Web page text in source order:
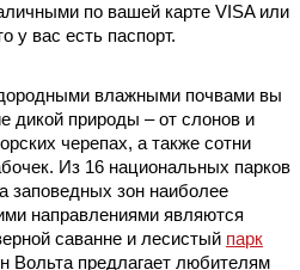
по вашей карте VISA или
у вас есть паспорт.
влажными почвами вы
дикой природы – от слонов и
черепах, а также сотни
Из 16 национальных парков
заповедных зон наиболее
направлениями являются
саванне и лесистый парк
Вольта предлагает любителям